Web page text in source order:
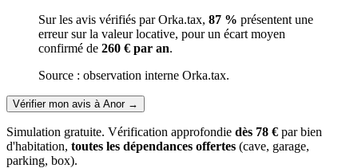
Sur les avis vérifiés par Orka.tax, 87 % présentent une
erreur sur la valeur locative, pour un écart moyen
confirmé de 260 € par an.
Source : observation interne Orka.tax.
Vérifier mon avis à Anor→
Simulation gratuite. Vérification approfondie dès 78 € par bien
d'habitation, toutes les dépendances offertes (cave, garage,
parking, box).